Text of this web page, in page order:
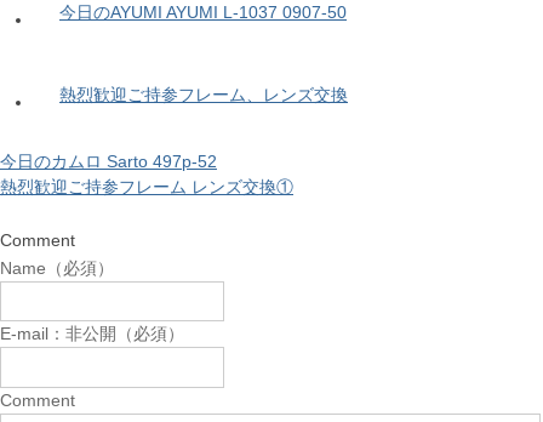
今日のAYUMI AYUMI L-1037 0907-50
熱烈歓迎ご持参フレーム、レンズ交換
今日のカムロ Sarto 497p-52
熱烈歓迎ご持参フレーム レンズ交換①
Comment
Name（必須）
E-mail：非公開（必須）
Comment